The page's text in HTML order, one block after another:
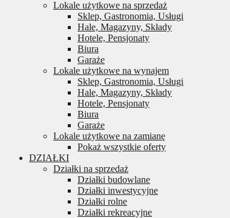
Lokale użytkowe na sprzedaż
Sklep, Gastronomia, Usługi
Hale, Magazyny, Składy
Hotele, Pensjonaty
Biura
Garaże
Lokale użytkowe na wynajem
Sklep, Gastronomia, Usługi
Hale, Magazyny, Składy
Hotele, Pensjonaty
Biura
Garaże
Lokale użytkowe na zamianę
Pokaż wszystkie oferty
DZIAŁKI
Działki na sprzedaż
Działki budowlane
Działki inwestycyjne
Działki rolne
Działki rekreacyjne